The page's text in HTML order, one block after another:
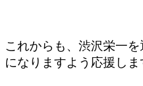
これからも、渋沢栄一
になりますよう応援しま